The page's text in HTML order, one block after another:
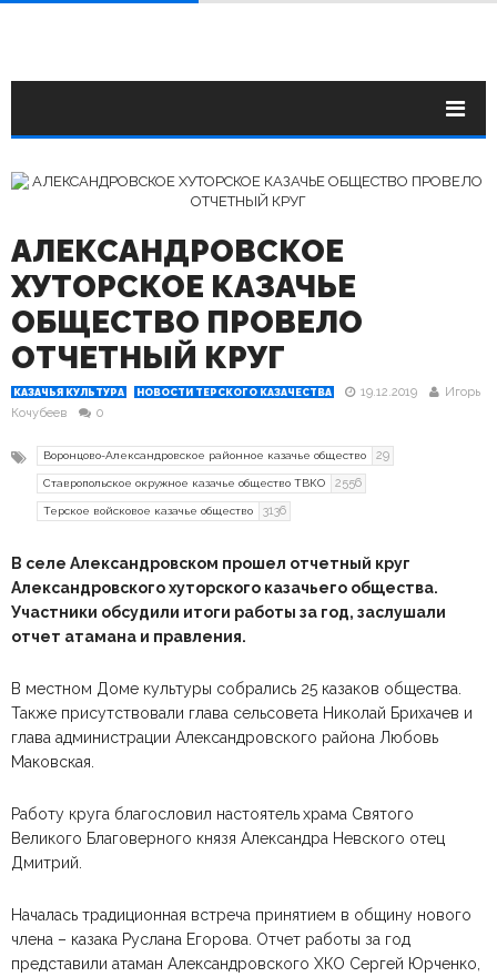
АЛЕКСАНДРОВСКОЕ
ХУТОРСКОЕ КАЗАЧЬЕ
ОБЩЕСТВО ПРОВЕЛО
ОТЧЕТНЫЙ КРУГ
КАЗАЧЬЯ КУЛЬТУРА НОВОСТИ ТЕРСКОГО КАЗАЧЕСТВА 19.12.2019
Игорь
Кочубеев
0
Воронцово-Александровское районное казачье общество 29
Ставропольское окружное казачье общество ТВКО 2556
Терское войсковое казачье общество 3136
В селе Александровском прошел отчетный круг
Александровского хуторского казачьего общества.
Участники обсудили итоги работы за год, заслушали
отчет атамана и правления.
В местном Доме культуры собрались 25 казаков общества.
Также присутствовали глава сельсовета Николай Брихачев и
глава администрации Александровского района Любовь
Маковская.
Работу круга благословил настоятельхрама Святого
Великого Благоверного князя Александра Невского отец
Дмитрий.
Началась традиционная встреча принятием в общину нового
члена – казака Руслана Егорова. Отчет работы за год
представили атаман Александровского ХКО Сергей Юрченко,